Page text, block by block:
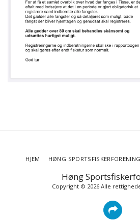
Høng
Copyright © 2026 Alle
HJEM HØNG